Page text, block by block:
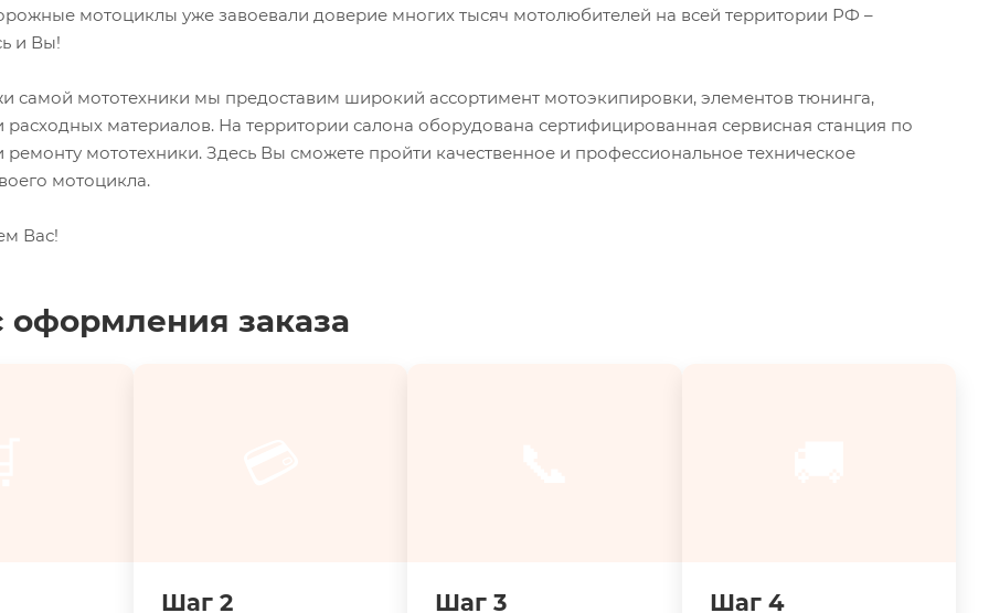
мотоциклы уже завоевали доверие многих тысяч мотолюбителей на всей территории РФ –
и Вы!
самой мототехники мы предоставим широкий ассортимент мотоэкипировки, элементов тюнинга,
расходных материалов. На территории салона оборудована сертифицированная сервисная станция по
мототехники. Здесь Вы сможете пройти качественное и профессиональное техническое
мотоцикла.
Вас!
оформления заказа
Шаг 2 Шаг 3 Шаг 4